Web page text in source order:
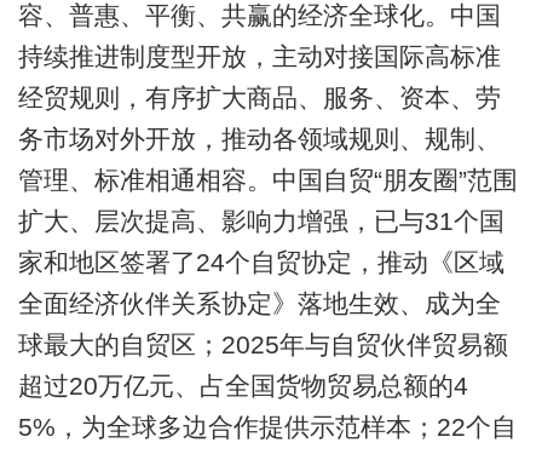
容、普惠、平衡、共赢的经济全球化。中国
持续推进制度型开放，主动对接国际高标准
经贸规则，有序扩大商品、服务、资本、劳
务市场对外开放，推动各领域规则、规制、
管理、标准相通相容。中国自贸“朋友圈”范围
扩大、层次提高、影响力增强，已与31个国
家和地区签署了24个自贸协定，推动《区域
全面经济伙伴关系协定》落地生效、成为全
球最大的自贸区；2025年与自贸伙伴贸易额
超过20万亿元、占全国货物贸易总额的4
5%，为全球多边合作提供示范样本；22个自